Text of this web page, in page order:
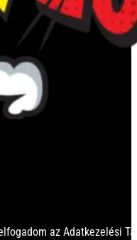
az Adatkezelési